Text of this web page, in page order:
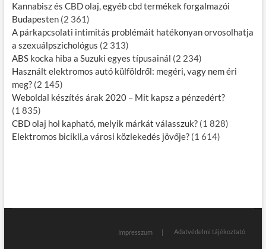
Kannabisz és CBD olaj, egyéb cbd termékek forgalmazói
Budapesten (2 361)
A párkapcsolati intimitás problémáit hatékonyan orvosolhatja
a szexuálpszichológus (2 313)
ABS kocka hiba a Suzuki egyes típusainál (2 234)
Használt elektromos autó külföldről: megéri, vagy nem éri
meg? (2 145)
Weboldal készítés árak 2020 – Mit kapsz a pénzedért?
(1 835)
CBD olaj hol kapható, melyik márkát válasszuk? (1 828)
Elektromos bicikli,a városi közlekedés jövője? (1 614)
Impresszum Adatvédelmi tájékoztató